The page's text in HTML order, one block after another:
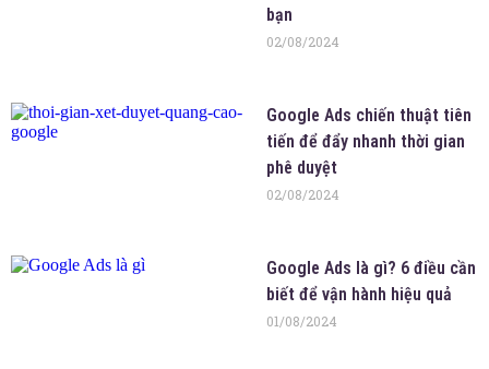
bạn
02/08/2024
Google Ads chiến thuật tiên
tiến để đẩy nhanh thời gian
phê duyệt
02/08/2024
Google Ads là gì? 6 điều cần
biết để vận hành hiệu quả
01/08/2024